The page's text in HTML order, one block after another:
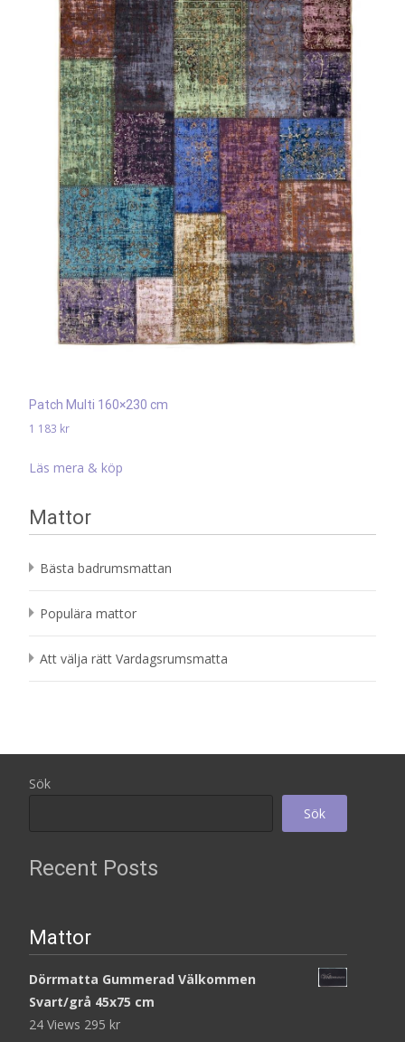
Patch Multi 160×230 cm
1 183 kr
Läs mera & köp
Mattor
Bästa badrumsmattan
Populära mattor
Att välja rätt Vardagsrumsmatta
Sök
Sök
Recent Posts
Mattor
Dörrmatta Gummerad Välkommen
Svart/grå 45x75 cm
24 Views 295 kr